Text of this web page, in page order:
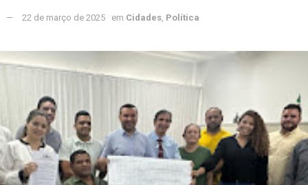
22 de março de 2025 em Cidades Política